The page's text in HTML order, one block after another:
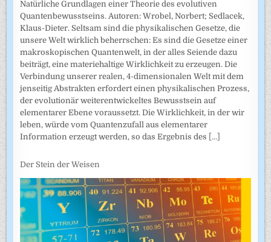
Natürliche Grundlagen einer Theorie des evolutiven
Quantenbewusstseins. Autoren: Wrobel, Norbert; Sedlacek,
Klaus-Dieter. Seltsam sind die physikalischen Gesetze, die
unsere Welt wirklich beherrschen: Es sind die Gesetze einer
makroskopischen Quantenwelt, in der alles Seiende dazu
beiträgt, eine materiehaltige Wirklichkeit zu erzeugen. Die
Verbindung unserer realen, 4-dimensionalen Welt mit dem
jenseitig Abstrakten erfordert einen physikalischen Prozess,
der evolutionär weiterentwickeltes Bewusstsein auf
elementarer Ebene voraussetzt. Die Wirklichkeit, in der wir
leben, würde vom Quantenzufall aus elementarer
Information erzeugt werden, so das Ergebnis des [...]
Der Stein der Weisen